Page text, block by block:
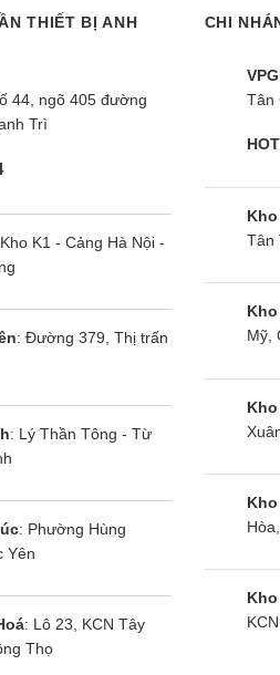
Điện
THIẾT BỊ ANH
44, ngõ 405 đường
Trì
K1 - Cảng Hà Nội -
: Đường 379, Thị trấn
: Lý Thần Tông - Từ
: Phường Hùng
Yên
: Lô 23, KCN Tây
Thọ
CHI
Tân
Kho
Tân
Kho
Mỹ,
Kho